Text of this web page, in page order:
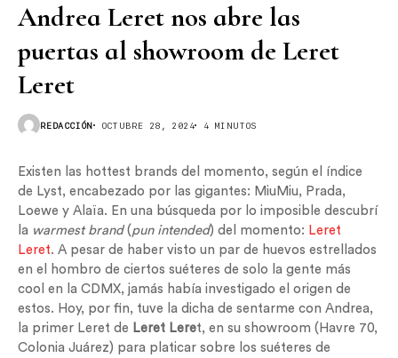
Andrea Leret nos abre las
puertas al showroom de Leret
Leret
REDACCIÓN OCTUBRE 28, 2024 4 MINUTOS
Existen las hottest brands del momento, según el índice
de Lyst, encabezado por las gigantes: MiuMiu, Prada,
Loewe y Alaïa. En una búsqueda por lo imposible descubrí
la warmest brand(pun intended) del momento: Leret
Leret. A pesar de haber visto un par de huevos estrellados
en el hombro de ciertos suéteres de solo la gente más
cool en la CDMX, jamás había investigado el origen de
estos. Hoy, por fin, tuve la dicha de sentarme con Andrea,
la primer Leret de Leret Leret, en su showroom (Havre 70,
Colonia Juárez) para platicar sobre los suéteres de